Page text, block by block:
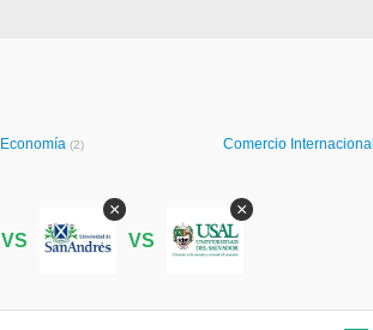
Economía (2) Comercio Internacional
VS
×
VS
×